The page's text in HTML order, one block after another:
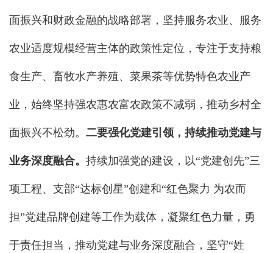
面振兴和财政金融的战略部署，坚持服务农业、服务
农业适度规模经营主体的政策性定位，专注于支持粮
食生产、畜牧水产养殖、菜果茶等优势特色农业产
业，始终坚持强农惠农富农政策不减弱，推动乡村全
面振兴不松劲。 二要强化党建引领，持续推动党建与
业务深度融合。 持续加强党的建设，以“党建创先”三
项工程、支部“达标创星”创建和“红色聚力 为农而
担”党建品牌创建等工作为载体，凝聚红色力量，勇
于责任担当，推动党建与业务深度融合，坚守“姓